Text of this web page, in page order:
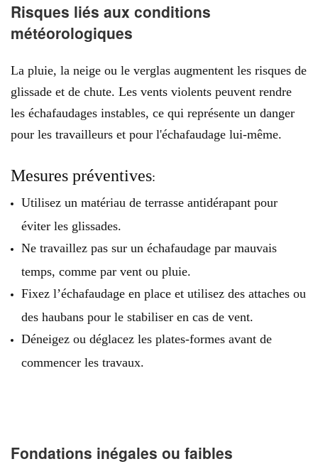
Risques liés aux conditions
météorologiques
La pluie, la neige ou le verglas augmentent les risques de
glissade et de chute. Les vents violents peuvent rendre
les échafaudages instables, ce qui représente un danger
pour les travailleurs et pour l'échafaudage lui-même.
Mesures préventives:
Utilisez un matériau de terrasse antidérapant pour
éviter les glissades.
Ne travaillez pas sur un échafaudage par mauvais
temps, comme par vent ou pluie.
Fixez l’échafaudage en place et utilisez des attaches ou
des haubans pour le stabiliser en cas de vent.
Déneigez ou déglacez les plates-formes avant de
commencer les travaux.
Fondations inégales ou faibles